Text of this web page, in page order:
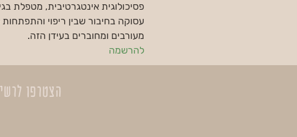
פסיכולוגית אינטגרטיבית, מטפלת
עסוקה בחיבור שבין ריפוי
מעורבים ומחוברים בעידן הזה.
להרשמה
הצטרפו